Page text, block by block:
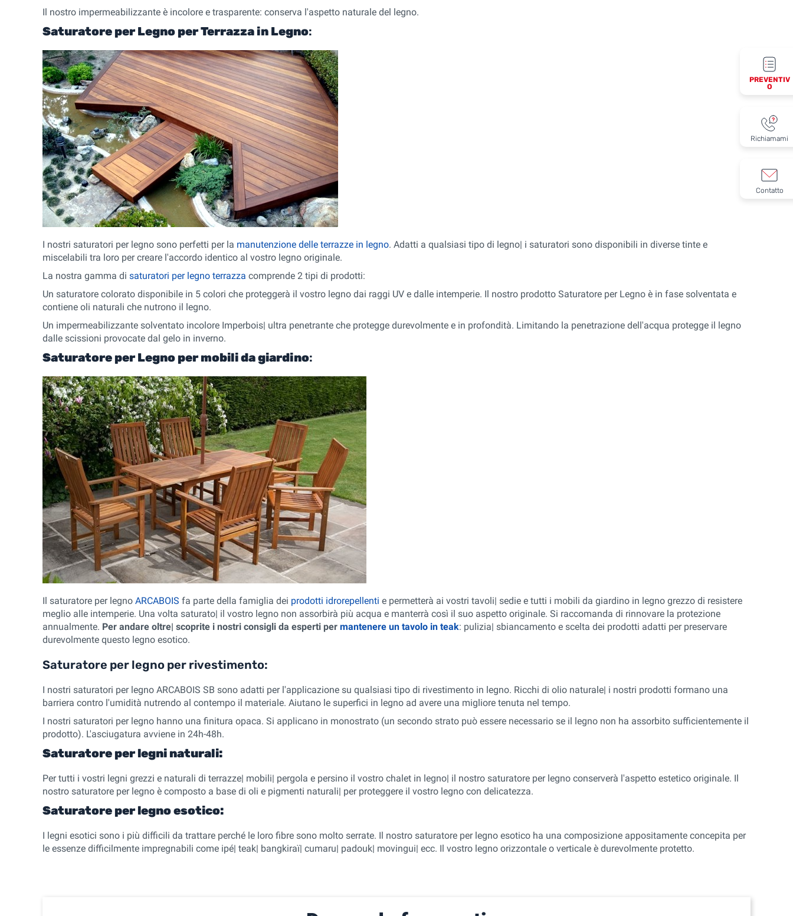
Il nostro impermeabilizzante è incolore e trasparente: conserva l'aspetto naturale del legno.
Saturatore per Legno per Terrazza in Legno:
I nostri saturatori per legno sono perfetti per la manutenzione delle terrazze in legno. Adatti a qualsiasi tipo di legno| i saturatori sono disponibili in diverse tinte e
miscelabili tra loro per creare l'accordo identico al vostro legno originale.
La nostra gamma di saturatori per legno terrazza comprende 2 tipi di prodotti:
Un saturatore colorato disponibile in 5 colori che proteggerà il vostro legno dai raggi UV e dalle intemperie. Il nostro prodotto Saturatore per Legno è in fase solventata e
contiene oli naturali che nutrono il legno.
Un impermeabilizzante solventato incolore Imperbois| ultra penetrante che protegge durevolmente e in profondità. Limitando la penetrazione dell'acqua protegge il legno
dalle scissioni provocate dal gelo in inverno.
Saturatore per Legno per mobili da giardino:
Il saturatore per legno ARCABOIS fa parte della famiglia dei prodotti idrorepellenti e permetterà ai vostri tavoli| sedie e tutti i mobili da giardino in legno grezzo di resistere
meglio alle intemperie. Una volta saturato| il vostro legno non assorbirà più acqua e manterrà così il suo aspetto originale. Si raccomanda di rinnovare la protezione
annualmente. Per andare oltre| scoprite i nostri consigli da esperti per mantenere un tavolo in teak: pulizia| sbiancamento e scelta dei prodotti adatti per preservare
durevolmente questo legno esotico.
Saturatore per legno per rivestimento:
I nostri saturatori per legno ARCABOIS SB sono adatti per l'applicazione su qualsiasi tipo di rivestimento in legno. Ricchi di olio naturale| i nostri prodotti formano una
barriera contro l'umidità nutrendo al contempo il materiale. Aiutano le superfici in legno ad avere una migliore tenuta nel tempo.
I nostri saturatori per legno hanno una finitura opaca. Si applicano in monostrato (un secondo strato può essere necessario se il legno non ha assorbito sufficientemente il
prodotto). L'asciugatura avviene in 24h-48h.
Saturatore per legni naturali:
Per tutti i vostri legni grezzi e naturali di terrazze| mobili| pergola e persino il vostro chalet in legno| il nostro saturatore per legno conserverà l'aspetto estetico originale. Il
nostro saturatore per legno è composto a base di oli e pigmenti naturali| per proteggere il vostro legno con delicatezza.
Saturatore per legno esotico:
I legni esotici sono i più difficili da trattare perché le loro fibre sono molto serrate. Il nostro saturatore per legno esotico ha una composizione appositamente concepita per
le essenze difficilmente impregnabili come ipé| teak| bangkiraï| cumaru| padouk| movingui| ecc. Il vostro legno orizzontale o verticale è durevolmente protetto.
PREVENTIV
O
Richiamami
Contatto